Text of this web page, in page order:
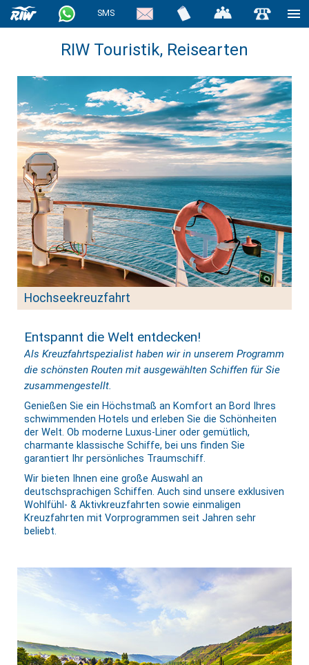
SMS
RIW Touristik, Reisearten
Hochseekreuzfahrt
Entspannt die Welt entdecken!
Als Kreuzfahrtspezialist haben wir in unserem Programm
die schönsten Routen mit ausgewählten Schiffen für Sie
zusammengestellt.
Genießen Sie ein Höchstmaß an Komfort an Bord Ihres
schwimmenden Hotels und erleben Sie die Schönheiten
der Welt. Ob moderne Luxus-Liner oder gemütlich,
charmante klassische Schiffe, bei uns finden Sie
garantiert Ihr persönliches Traumschiff.
Wir bieten Ihnen eine große Auswahl an
deutschsprachigen Schiffen. Auch sind unsere exklusiven
Wohlfühl- & Aktivkreuzfahrten sowie einmaligen
Kreuzfahrten mit Vorprogrammen seit Jahren sehr
beliebt.